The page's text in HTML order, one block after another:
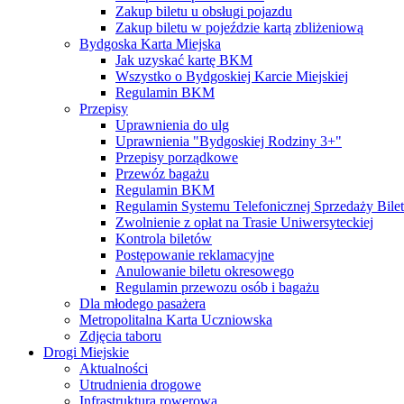
Zakup biletu u obsługi pojazdu
Zakup biletu w pojeździe kartą zbliżeniową
Bydgoska Karta Miejska
Jak uzyskać kartę BKM
Wszystko o Bydgoskiej Karcie Miejskiej
Regulamin BKM
Przepisy
Uprawnienia do ulg
Uprawnienia "Bydgoskiej Rodziny 3+"
Przepisy porządkowe
Przewóz bagażu
Regulamin BKM
Regulamin Systemu Telefonicznej Sprzedaży
Zwolnienie z opłat na Trasie Uniwersyteckiej
Kontrola biletów
Postępowanie reklamacyjne
Anulowanie biletu okresowego
Regulamin przewozu osób i bagażu
Dla młodego pasażera
Metropolitalna Karta Uczniowska
Zdjęcia taboru
Drogi Miejskie
Aktualności
Utrudnienia drogowe
Infrastruktura rowerowa